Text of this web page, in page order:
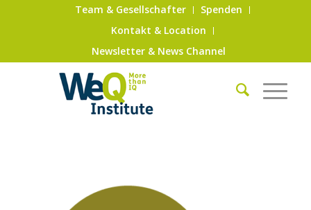
Team & Gesellschafter
Spenden
Kontakt & Location
Newsletter & News Channel